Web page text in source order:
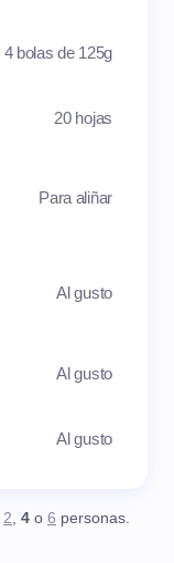
4 bolas de 125g
20 hojas
Para aliñar
Al gusto
Al gusto
Al gusto
2, 4 o 6 personas.